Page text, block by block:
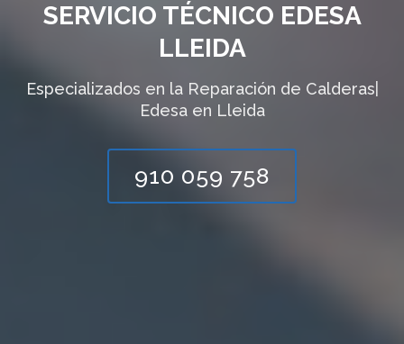
SERVICIO TÉCNICO EDESA
LLEIDA
Especializados en la Reparación deCalentado
Edesa en Lleida
910 059 758